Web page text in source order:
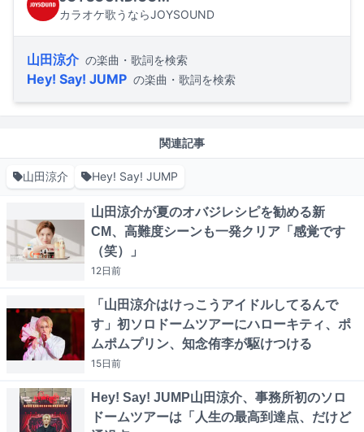
カラオケ歌うならJOYSOUND
山田涼介 の楽曲・歌詞を検索
Hey! Say! JUMP の楽曲・歌詞を検索
関連記事
山田涼介 Hey! Say! JUMP
山田涼介が夏のオバジレシピを勧める新
CM、高難度シーンも一発クリア「感覚です
（笑）」
12日前
「山田涼介はけっこうアイドルしてるんで
す」初ソロドームツアーにハローキティ、ポ
ムポムプリン、知念侑李が駆けつける
15日前
Hey! Say! JUMP山田涼介、事務所初のソロ
ドームツアーは「人生の最高到達点、だけど